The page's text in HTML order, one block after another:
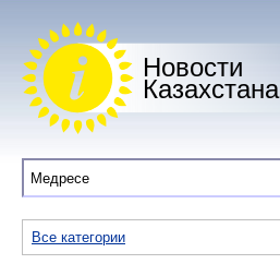
Новости
Казахстана
Все категории